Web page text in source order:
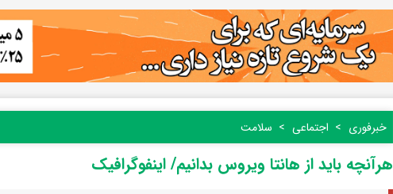
خبرفوری اجتماعی سلامت
هرآنچه باید از هانتا ویروس بدانیم/ اینفوگرافیک